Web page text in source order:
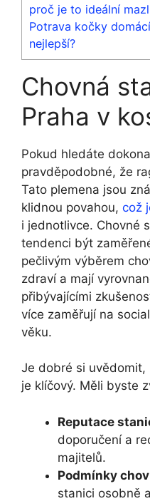
proč je to ideální
Potrava kočky
nejlepší?
Chovná
Praha v
Pokud hledáte
pravděpodobné, že
Tato plemena jsou
klidnou povahou, což
i jednotlivce. Chovné
tendenci být
pečlivým výběrem
zdraví a mají
přibývajícími
více zaměřují na
věku.
Je dobré si uvědomit,
je klíčový. Měli byste
Reputace
doporučení a
majitelů.
Podmínky
stanici osobně